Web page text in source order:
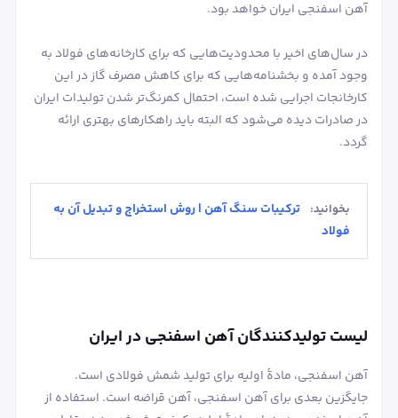
آهن اسفنجی ایران خواهد بود.
در سال‌های اخیر با محدودیت‌هایی که برای کارخانه‌های فولاد به
وجود آمده و بخشنامه‌هایی که برای کاهش مصرف گاز در این
کارخانجات اجرایی شده است، احتمال کمرنگ‌تر شدن تولیدات ایران
در صادرات دیده می‌شود که البته باید راهکارهای بهتری ارائه
گردد.
بخوانید:
ترکیبات سنگ آهن | روش استخراج و تبدیل آن به
فولاد
لیست تولیدکنندگان آهن اسفنجی در ایران
آهن اسفنجی، مادۀ اولیه برای تولید شمش فولادی است.
جایگزین بعدی برای آهن اسفنجی، آهن قراضه است. استفاده از